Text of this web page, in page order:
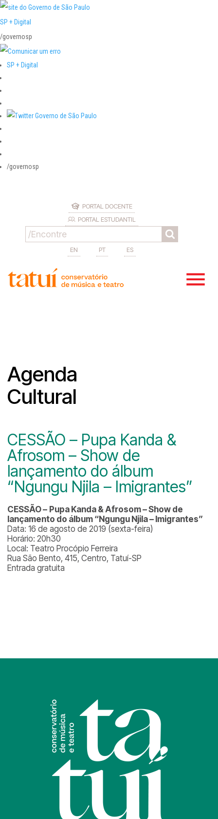
SP + Digital
/governosp
SP + Digital
/governosp
PORTAL DOCENTE
PORTAL ESTUDANTIL
EN PT ES
Agenda
Cultural
CESSÃO – Pupa Kanda &
Afrosom – Show de
lançamento do álbum
“Ngungu Njila – Imigrantes”
CESSÃO – Pupa Kanda & Afrosom – Show de
lançamento do álbum “Ngungu Njila – Imigrantes”
Data: 16 de agosto de 2019 (sexta-feira)
Horário: 20h30
Local: Teatro Procópio Ferreira
Rua São Bento, 415, Centro, Tatuí-SP
Entrada gratuita